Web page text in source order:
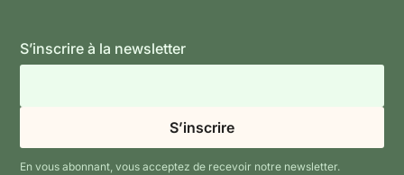
S’inscrire à la newsletter
En vous abonnant, vous acceptez de recevoir notre newsletter.